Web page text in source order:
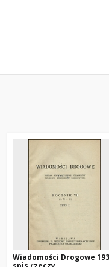
Wiadomości Drogowe